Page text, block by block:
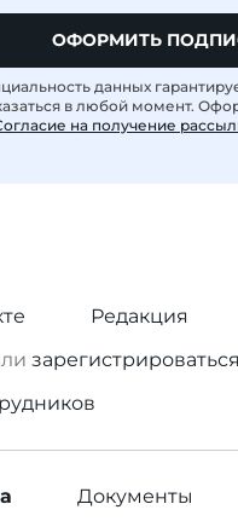
ОФОРМИТЬ
данных
в любой момент.
на получение
Редакция
зарегистрироваться
Документы